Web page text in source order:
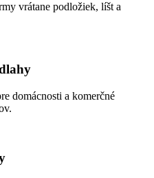
vrátane podložiek, líšt a
domácnosti a komerčné